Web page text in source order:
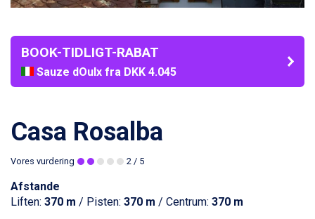
BOOK-TIDLIGT-RABAT
Sauze dOulx fra DKK 4.045
La Thuile fra DKK 4.595
Cervinia fra DKK 5.295
Saalbach fra DKK 5.945
Bad Hofgastein fra DKK 5.495
Passo Tonale fra DKK 3.795
Champoluc fra DKK 3.795
Sestriere fra DKK 4.395
Casa Rosalba
Vores vurdering 2 / 5
Afstande
Liften: 370 m / Pisten: 370 m / Centrum: 370 m